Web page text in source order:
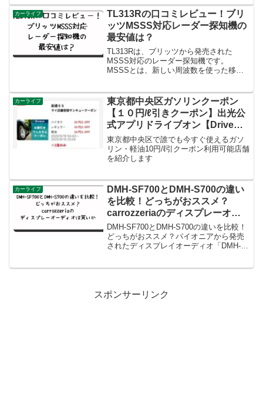
ブログ記事では、あとづけ屋の口コミレ
ビューをご紹介します。良い...
カーライフ
TL313Rの口コミレビュー！ブリ
ッツMSSS対応レーダー探知機の
最安値は？
TL313Rは、ブリッツから発売された
MSSS対応のレーダー探知機です。
MSSSとは、新しい周波数を使った移動
取り締まりに対応するだけでなく、他の
レーダー・レー...
カーライフ
東京都中央区ガソリンクーポン
【１０円/ℓ引きクーポン】出光公
式アプリドライブオン【Drive
On】誰でも今すぐ使えるガソリ
ンクーポン/軽油クーポンをご紹
介します
東京都中央区で誰でも今すぐ使えるガソ
リン・軽油10円/ℓ引クーポン利用可能店舗
を紹介します
カーライフ
DMH-SF700とDMH-S700の違い
を比較！どっちがおススメ？
carrozzeriaのディスプレーオー
ディオは買いか
DMH-SF700とDMH-S700の違いを比較！
どっちがおススメ？パイオニアから発売
されたディスプレイオーディオ「DMH-
スポンサーリンク